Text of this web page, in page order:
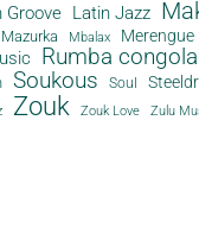
Groove Latin Jazz
Mazurka Mbalax Merengue
Rumba
Soukous Soul
Zouk Zouk Love Zulu